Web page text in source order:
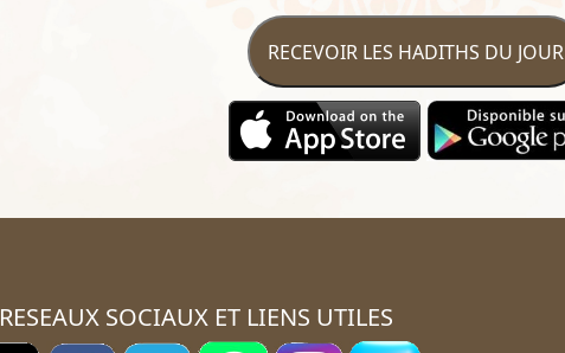
RECEVOIR LES HADITHS DU JOUR
RESEAUX SOCIAUX ET LIENS UTILES